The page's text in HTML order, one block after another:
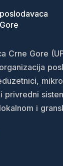
Crne Gore
privredni
i